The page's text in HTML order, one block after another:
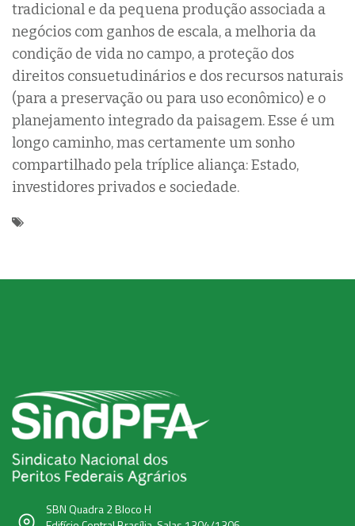
tradicional e da pequena produção associada a
negócios com ganhos de escala, a melhoria da
condição de vida no campo, a proteção dos
direitos consuetudinários e dos recursos naturais
(para a preservação ou para uso econômico) e o
planejamento integrado da paisagem. Esse é um
longo caminho, mas certamente um sonho
compartilhado pela tríplice aliança: Estado,
investidores privados e sociedade.
SBN Quadra 2 Bloco H